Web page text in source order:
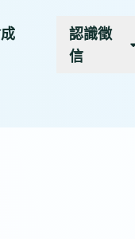
認識徵
信